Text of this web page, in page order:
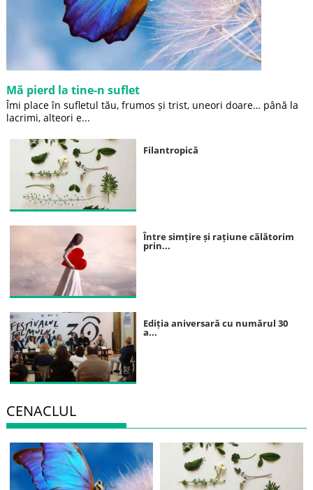
Mă pierd la tine-n suflet
Îmi place în sufletul tău, frumos și trist, uneori doare… până la
lacrimi, alteori e...
Filantropică
Între simțire și rațiune călătorim
prin...
Ediția aniversară cu numărul 30
a...
CENACLUL